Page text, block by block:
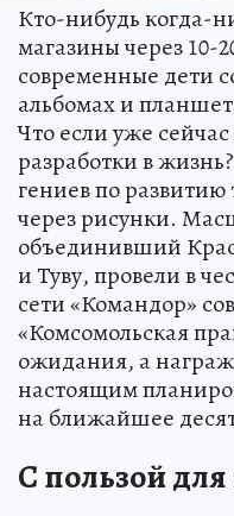
Кто-нибудь когда-
магазины через 10-
современные дети
альбомах и
Что если уже
разработки в
гениев по
через рисунки.
объединивший
и Туву, провели в
сети «Командор»
«Комсомольская
ожидания, а
настоящим
на ближайшее
С пользой